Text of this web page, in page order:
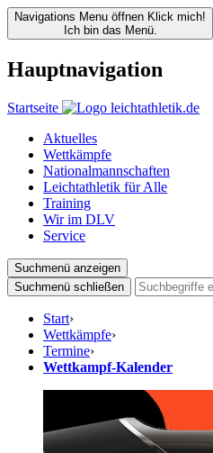
Navigations Menu öffnen Klick mich!
Ich bin das Menü.
Hauptnavigation
Startseite
Aktuelles
Wettkämpfe
Nationalmannschaften
Leichtathletik für Alle
Training
Wir im DLV
Service
Suchmenü anzeigen
Suchmenü schließen
Start›
Wettkämpfe›
Termine›
Wettkampf-Kalender